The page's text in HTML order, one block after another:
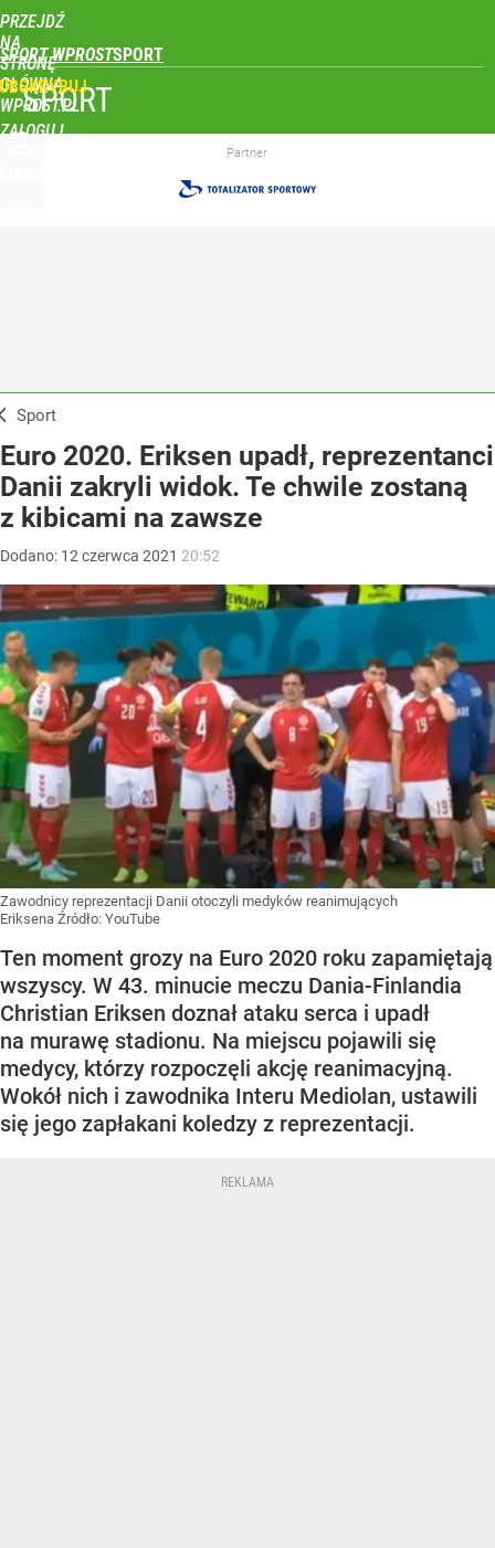
PRZEJDŹ
NA
STRONĘ
GŁÓWNĄ
WPROST.PL
SPORT WPROST
ZALOGUJ
SPORT
Partner
Sport
Euro 2020. Eriksen upadł, reprezentanci
Danii zakryli widok. Te chwile zostaną
z kibicami na zawsze
Dodano: 12 czerwca 2021 20:52
Zawodnicy reprezentacji Danii otoczyli medyków reanimujących
Eriksena Źródło: YouTube
Ten moment grozy na Euro 2020 roku zapamiętają
wszyscy. W 43. minucie meczu Dania-Finlandia
Christian Eriksen doznał ataku serca i upadł
na murawę stadionu. Na miejscu pojawili się
medycy, którzy rozpoczęli akcję reanimacyjną.
Wokół nich i zawodnika Interu Mediolan, ustawili
się jego zapłakani koledzy z reprezentacji.